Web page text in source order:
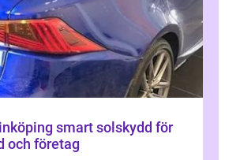
solskydd för
och företag